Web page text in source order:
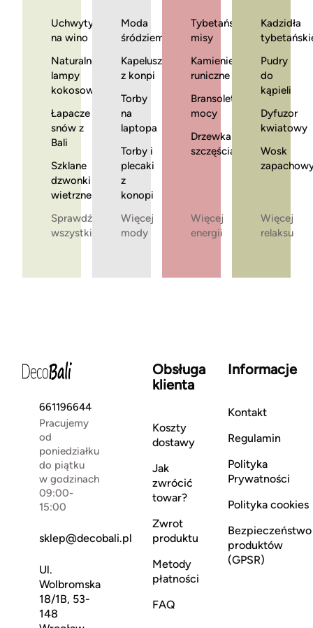
Uchwyty
na wino
Naturalne
lampy
kokosowe
Łapacze
snów z
Bali
Szklane
dzwonki
wietrzne
Sprawdź
wszystkie
Moda
śródziemnomorska
Kapelusze
z konpi
Torby
na
laptopa
Torby i
plecaki
z
konopi
Więcej
mody
Tybetańskie
misy
Kamienie
runiczne
Bransoletki
mocy
Drzewka
szczęścia
Więcej
energii
Kadzidła
Pudry
do
kąpieli
Dyfuzor
kwiatowy
Wosk
Więcej
relaksu
661196644
Pracujemy
od
poniedziałku
do piątku
w godzinach
09:00-
15:00
sklep@decobali.pl
Ul.
Wolbromska
18/1B, 53-
148
Obsługa
klienta
Koszty
dostawy
Jak
zwrócić
towar?
Zwrot
produktu
Metody
płatności
FAQ
Informacje
Kontakt
Regulamin
Polityka
Prywatności
Polityka cookies
Bezpieczeństwo
produktów
(GPSR)